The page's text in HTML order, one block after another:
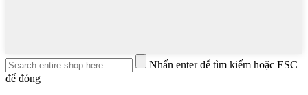
Nhấn enter để tìm kiếm hoặc ESC
để đóng